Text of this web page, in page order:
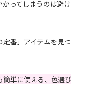
ってしまうのは避け
番」アイテムを見つ
簡単に使える、色選び